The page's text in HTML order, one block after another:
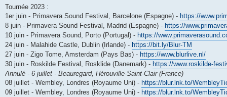
Tournée 2023 :
1er juin - Primavera Sound Festival, Barcelone (Espagne) - https://
8 juin - Primavera Sound Festival, Madrid (Espagne) - https://
10 juin - Primavera Sound, Porto (Portugal) - https://
24 juin - Malahide Castle, Dublin (Irlande) - https://bit.ly/Blur-TM
27 juin - Zigo Tome, Amsterdam (Pays Bas) - https://www.blurlive.nl/
30 juin - Roskilde Festival, Rosklide (Danemark) - https://www.roskilde-
Annulé - 6 juillet - Beauregard, Hérouville-Saint-Clair (France)
08 juillet - Wembley, Londres (Royaume Uni) - https://blur.lnk.to/
09 juillet - Wembley, Londres (Royaume Uni) - https://blur.lnk.to/